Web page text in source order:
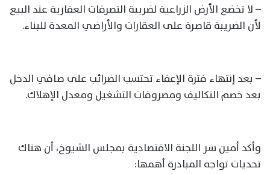
– لا تخضع الأرض الزراعية لضريبة التصرفات العقارية عند البيع
لأن الضريبة قاصرة على العقارات والأراضي المعدة للبناء.
– بعد إنتهاء فترة الإعفاء تحتسب الضرائب على صافي الدخل
بعد خصم التكاليف ومصروفات التشغيل ومعدل الإهلاك.
وأكد أمين سر اللجنة الاقتصادية بمجلس الشيوخ، أن هناك
تحديات تواجه المبادرة أهمها: